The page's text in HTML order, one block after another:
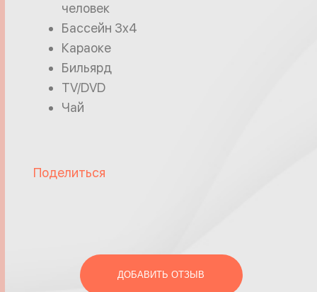
человек
Бассейн 3x4
Караоке
Бильярд
TV/DVD
Чай
Поделиться
ДОБАВИТЬ ОТЗЫВ